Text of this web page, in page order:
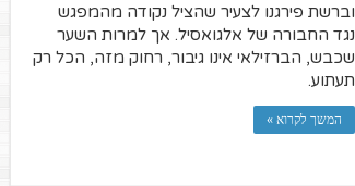
וברשת פירגנו לצעיר שהציל נקודה מהמפגש
נגד החבורה של אלגואסיל. אך למרות השער
שכבש, הברזילאי אינו גיבור, רחוק מזה, הכל רק
תעתוע.
המשך לקרוא »